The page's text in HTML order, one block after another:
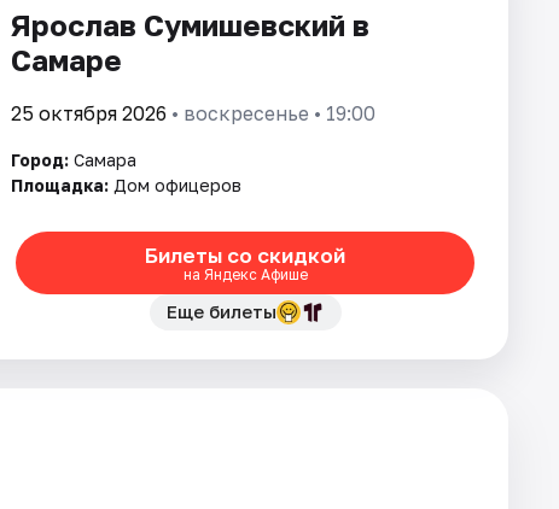
Ярослав Сумишевский в
Самаре
25 октября 2026 • воскресенье • 19:00
Город: Самара
Площадка: Дом офицеров
Билеты со скидкой
на Яндекс Афише
Еще билеты